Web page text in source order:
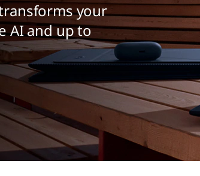
your
AI and up to